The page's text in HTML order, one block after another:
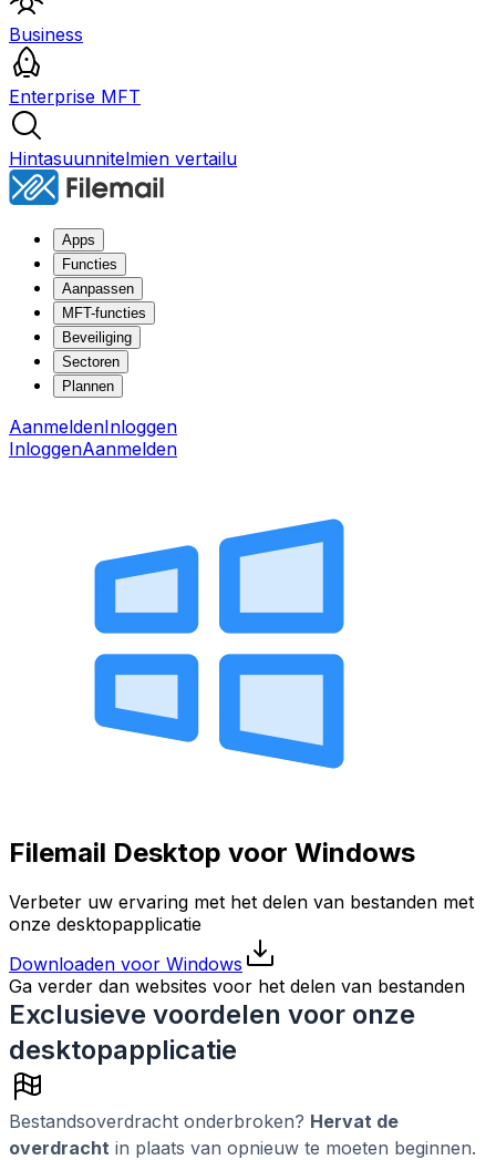
Business
Enterprise MFT
Hintasuunnitelmien vertailu
Apps
Functies
Aanpassen
MFT-functies
Beveiliging
Sectoren
Plannen
AanmeldenInloggen
InloggenAanmelden
Filemail Desktop voor Windows
Verbeter uw ervaring met het delen van bestanden met
onze desktopapplicatie
Downloaden voor Windows
Ga verder dan websites voor het delen van bestanden
Exclusieve voordelen voor onze
desktopapplicatie
Bestandsoverdracht onderbroken? Hervat de
overdracht in plaats van opnieuw te moeten beginnen.